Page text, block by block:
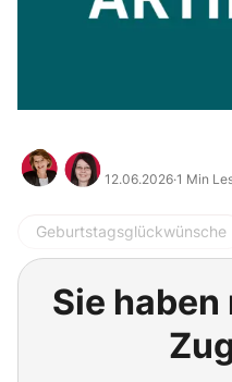
12.06.2026·1 Min
Geburtstagsglückwünsche
Sie